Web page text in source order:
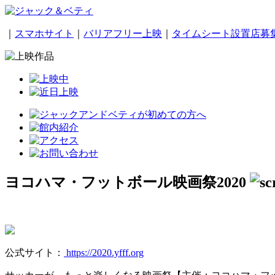
スマホサイト バリアフリー上映 タイムシート設置店募
ヨコハマ・フットボール映画祭2020
公式サイト： https://2020.yfff.org